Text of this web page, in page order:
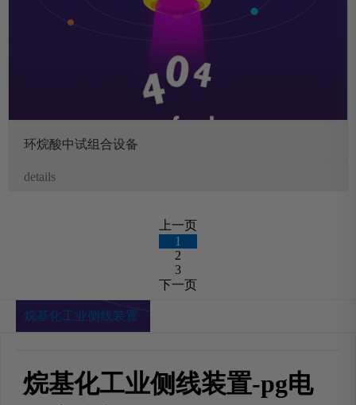
环烷酸中试组合设备
details
上一页
1
2
3
下一页
烷基化工业侧线装置
烷基化工业侧线装置-pg电